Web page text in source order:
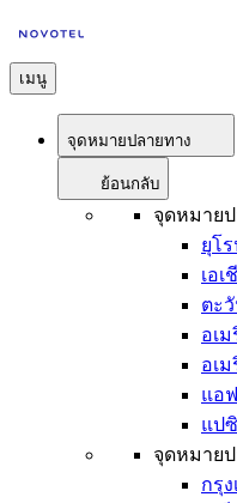
เมนู
จุดหมายปลายทาง
ย้อนกลับ
จุดหมาย
ยุโร
เอเ
ตะ
อเ
อเ
แอ
แป
จุดหมาย
กรุ